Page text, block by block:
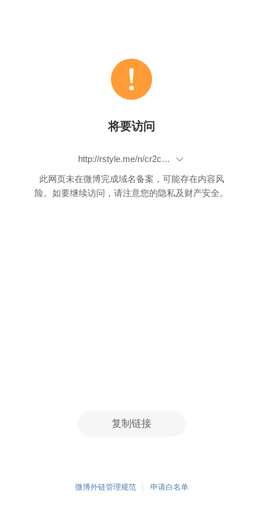
将要访问
http://rstyle.me/n/cr2cxxbp9if
此网页未在微博完成域名备案，可能存在内容风
险。如要继续访问，请注意您的隐私及财产安全。
复制链接
微博外链管理规范 申请白名单